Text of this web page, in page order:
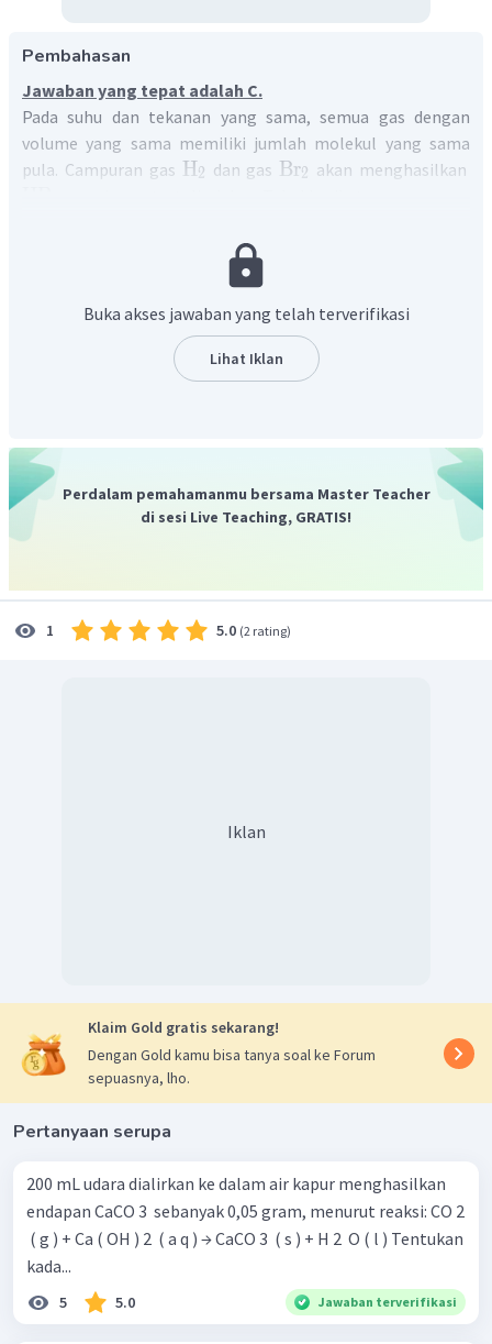
Pembahasan
Jawaban yang tepat adalah C.
Pada suhu dan tekanan yang sama, semua gas dengan
volume yang sama memiliki jumlah molekul yang sama
pula. Campuran gas H2 dan gas Br2 akan menghasilkan
Pada Tabel di atas, dapat diketahui bahwapada akhir
HBr dengan jumlah molnya adalah
dua kali lipat dari molH2 awal atau mol
Buka akses jawaban yang telah terverifikasi
Lihat Iklan
Perdalam pemahamanmu bersama Master Teacher
di sesi Live Teaching, GRATIS!
1 5.0 (2 rating)
Iklan
Klaim Gold gratis sekarang!
Dengan Gold kamu bisa tanya soal ke Forum
sepuasnya, lho.
Pertanyaan serupa
200 mL udara dialirkan ke dalam air kapur menghasilkan
endapan CaCO 3 ​ sebanyak 0,05 gram, menurut reaksi: CO 2
​ ( g ) + Ca ( OH ) 2 ​ ( a q ) → CaCO 3 ​ ( s ) + H 2 ​ O ( l ) Tentukan
kada...
5 5.0 Jawaban terverifikasi